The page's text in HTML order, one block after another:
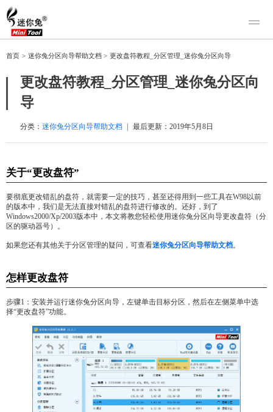
产品
迷你兔分区向导
迷你兔数据备份
下载
购买
人工恢复
关于我们
关于迷你兔
联系我们
首页 > 迷你兔分区向导帮助文档 > 更改盘符教程_分区管理_迷你兔分区向导
更改盘符教程_分区管理_迷你兔分区向
导
分类： 迷你兔分区向导帮助文档 最后更新： 2019年5月8日
关于“更改盘符”
要彻底更改错乱的盘符，就需要一定的技巧，甚至还得用到一些工具在W98以前
的版本中，我们是无法直接对错乱的盘符进行修改的。还好，到了
Windows2000/Xp/2003版本中，本文将教您轻松使用迷你兔分区向导更改盘符（分
区的驱动器号）。
如果您还有其他关于分区管理的疑问，可查看迷你兔分区向导帮助文档。
怎样更改盘符
步骤1：安装并运行迷你兔分区向导，左键单击目标分区，然后在左侧菜单中选
择“更改盘符”功能。